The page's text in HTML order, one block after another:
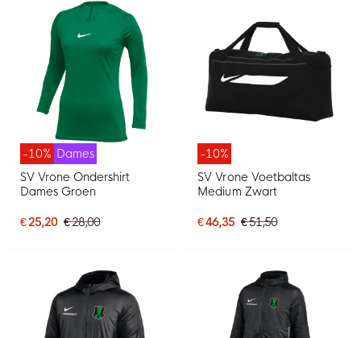
-10% Dames
SV Vrone Ondershirt
Dames Groen
€ 25,20 € 28,00
-10%
SV Vrone Voetbaltas
Medium Zwart
€ 46,35 € 51,50